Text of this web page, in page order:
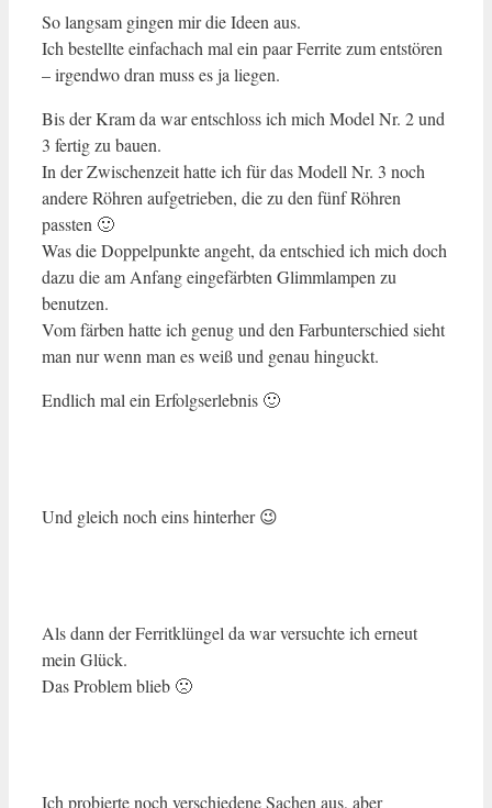
So langsam gingen mir die Ideen aus.
Ich bestellte einfachach mal ein paar Ferrite zum entstören
– irgendwo dran muss es ja liegen.
Bis der Kram da war entschloss ich mich Model Nr. 2 und
3 fertig zu bauen.
In der Zwischenzeit hatte ich für das Modell Nr. 3 noch
andere Röhren aufgetrieben, die zu den fünf Röhren
passten 🙂
Was die Doppelpunkte angeht, da entschied ich mich doch
dazu die am Anfang eingefärbten Glimmlampen zu
benutzen.
Vom färben hatte ich genug und den Farbunterschied sieht
man nur wenn man es weiß und genau hinguckt.
Endlich mal ein Erfolgserlebnis 🙂
Und gleich noch eins hinterher 😉
Als dann der Ferritklüngel da war versuchte ich erneut
mein Glück.
Das Problem blieb 🙁
Ich probierte noch verschiedene Sachen aus, aber